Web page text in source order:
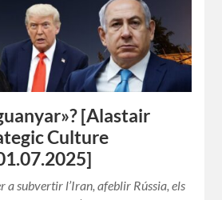
[Alastair
Culture
a subvertir l’Iran, afeblir Rússia, els